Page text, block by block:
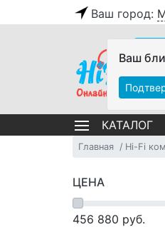
Ваш город:
Ваш
КАТАЛОГ
Главная Hi-Fi
ЦЕНА
456 880 руб.